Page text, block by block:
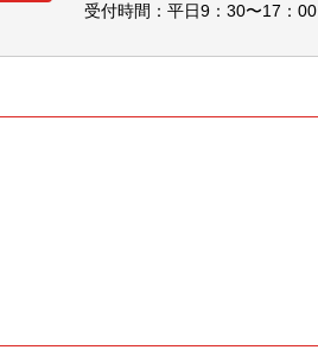
受付時間：平日9：30〜17：00